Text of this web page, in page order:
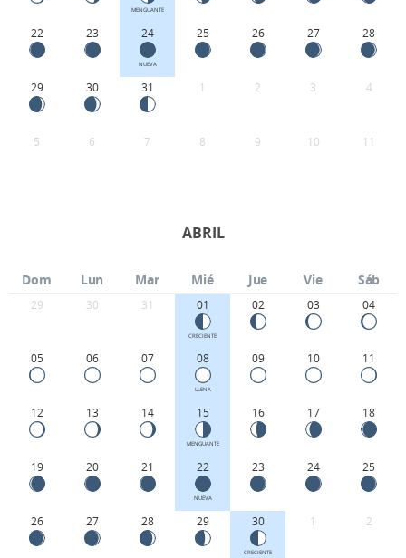
MENGUANTE
22 23 24
NUEVA
25 26 27 28
29 30 31 1 2 3 4
5 6 7 8 9 10 11
ABRIL
Dom Lun Mar Mié Jue Vie Sáb
29 30 31 01
CRECIENTE
02 03 04
05 06 07 08
LLENA
09 10 11
12 13 14 15
MENGUANTE
16 17 18
19 20 21 22
NUEVA
23 24 25
26 27 28 29 30
CRECIENTE
1 2